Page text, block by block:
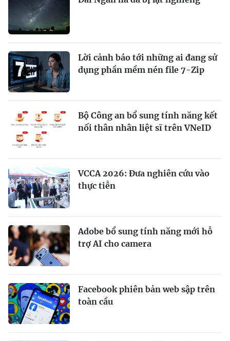
Lời cảnh báo tới những ai đang sử
dụng phần mềm nén file 7-Zip
Bộ Công an bổ sung tính năng kết
nối thân nhân liệt sĩ trên VNeID
VCCA 2026: Đưa nghiên cứu vào
thực tiễn
Adobe bổ sung tính năng mới hỗ
trợ AI cho camera
Facebook phiên bản web sập trên
toàn cầu